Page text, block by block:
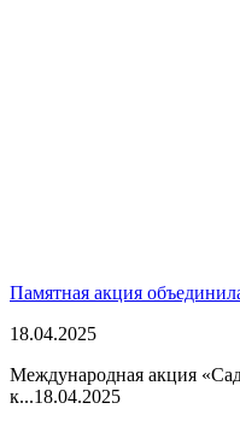
Памятная акция
18.04.2025
Международная акция
к...18.04.2025